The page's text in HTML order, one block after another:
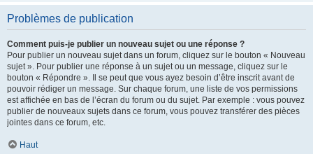
Problèmes de publication
Comment puis-je publier un nouveau sujet ou une réponse ?
Pour publier un nouveau sujet dans un forum, cliquez sur le bouton « Nouveau
sujet ». Pour publier une réponse à un sujet ou un message, cliquez sur le
bouton « Répondre ». Il se peut que vous ayez besoin d’être inscrit avant de
pouvoir rédiger un message. Sur chaque forum, une liste de vos permissions
est affichée en bas de l’écran du forum ou du sujet. Par exemple : vous pouvez
publier de nouveaux sujets dans ce forum, vous pouvez transférer des pièces
jointes dans ce forum, etc.
Haut